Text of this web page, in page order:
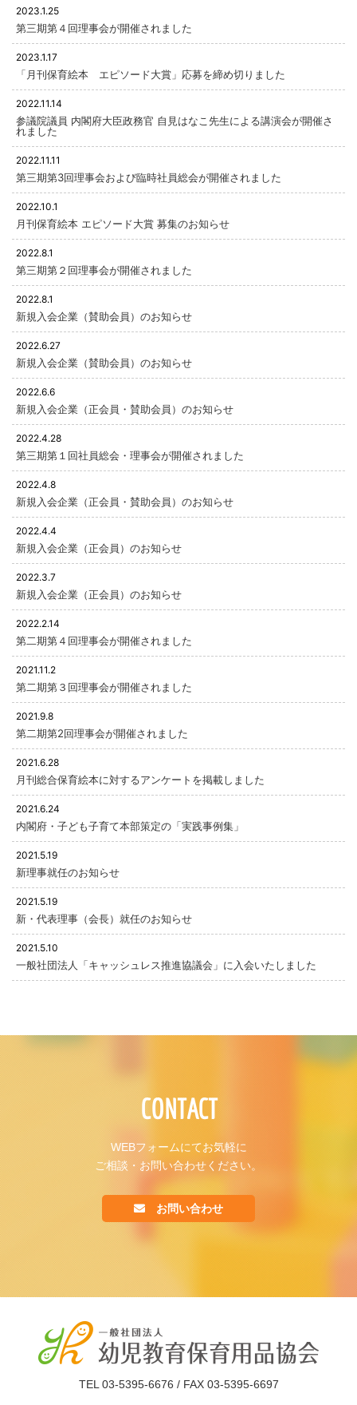
第三期第４回理事会が開催されました
2023.1.25
「月刊保育絵本 エピソード大賞」応募を締め切りました
2023.1.17
参議院議員 内閣府大臣政務官 自見はなこ先生による講演会が開催さ
れました
2022.11.14
第三期第3回理事会および臨時社員総会が開催されました
2022.11.11
月刊保育絵本 エピソード大賞 募集のお知らせ
2022.10.1
第三期第２回理事会が開催されました
2022.8.1
新規入会企業（賛助会員）のお知らせ
2022.8.1
新規入会企業（賛助会員）のお知らせ
2022.6.27
新規入会企業（正会員・賛助会員）のお知らせ
2022.6.6
第三期第１回社員総会・理事会が開催されました
2022.4.28
新規入会企業（正会員・賛助会員）のお知らせ
2022.4.8
新規入会企業（正会員）のお知らせ
2022.4.4
新規入会企業（正会員）のお知らせ
2022.3.7
第二期第４回理事会が開催されました
2022.2.14
第二期第３回理事会が開催されました
2021.11.2
第二期第2回理事会が開催されました
2021.9.8
月刊総合保育絵本に対するアンケートを掲載しました
2021.6.28
内閣府・子ども子育て本部策定の「実践事例集」
2021.6.24
新理事就任のお知らせ
2021.5.19
新・代表理事（会長）就任のお知らせ
2021.5.19
一般社団法人「キャッシュレス推進協議会」に入会いたしました
2021.5.10
CONTACT
WEBフォームにてお気軽に
ご相談・お問い合わせください。
お問い合わせ
TEL 03-5395-6676 / FAX 03-5395-6697